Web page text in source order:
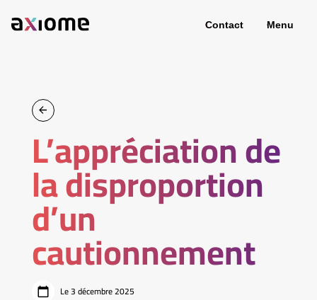
Contact Menu
L’appréciation de
la disproportion
d’un
cautionnement
Le 3 décembre 2025